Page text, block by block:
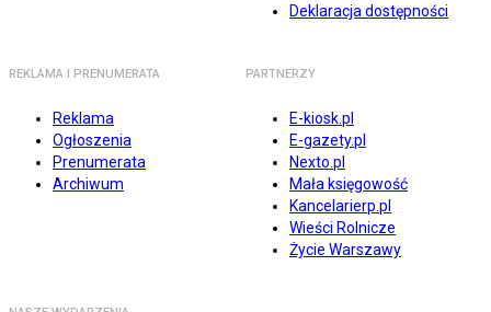
Deklaracja dostępności
REKLAMA I PRENUMERATA
Reklama
Ogłoszenia
Prenumerata
Archiwum
PARTNERZY
E-kiosk.pl
E-gazety.pl
Nexto.pl
Mała księgowość
Kancelarierp.pl
Wieści Rolnicze
Życie Warszawy